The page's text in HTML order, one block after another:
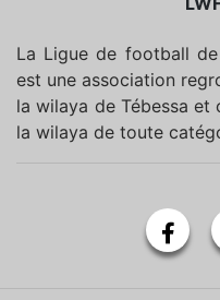
La Ligue de football
est une association
la wilaya de Tébessa
la wilaya de toute